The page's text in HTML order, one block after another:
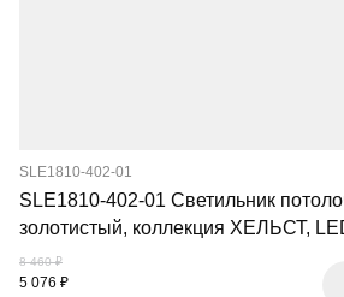
SLE1810-402-01
SLE1810-402-01 Светильник
золотистый, коллекция ХЕЛЬСТ,
8 460 ₽
5 076 ₽